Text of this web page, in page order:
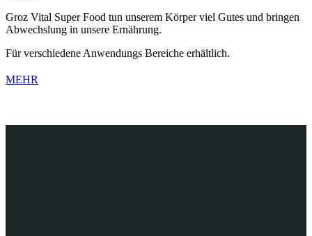
Groz Vital Super Food tun unserem Körper viel Gutes und bringen
Abwechslung in unsere Ernährung.
Für verschiedene Anwendungs Bereiche erhältlich.
MEHR